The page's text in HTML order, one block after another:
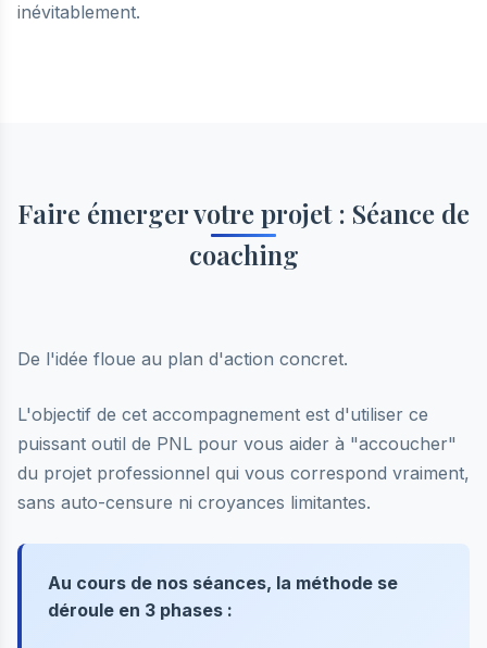
inévitablement.
Faire émerger votre projet : Séance de
coaching
De l'idée floue au plan d'action concret.
L'objectif de cet accompagnement est d'utiliser ce
puissant outil de PNL pour vous aider à "accoucher"
du projet professionnel qui vous correspond vraiment,
sans auto-censure ni croyances limitantes.
Au cours de nos séances, la méthode se
déroule en 3 phases :